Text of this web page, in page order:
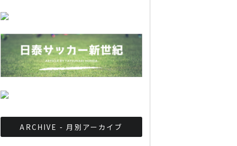
ARCHIVE - 月別アーカイブ